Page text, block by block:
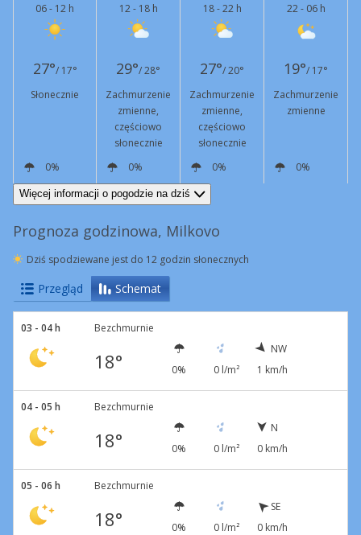
06 - 12 h
12 - 18 h
18 - 22 h
22 - 06 h
27°/ 17° 29°/ 28° 27°/ 20° 19°/ 17°
Słonecznie
Zachmurzenie
zmienne,
częściowo
słonecznie
Zachmurzenie
zmienne,
częściowo
słonecznie
Zachmurzenie
zmienne
0% 0% 0%
0%
NE
6 km/h NE
12 km/h
Więcej informacji o pogodzie na dziś
Prognoza godzinowa, Milkovo
Dziś spodziewane jest do 12 godzin słonecznych
Przegląd Schemat
03 - 04 h Bezchmurnie
18° 0% 0 l/m²
NW
1 km/h
04 - 05 h Bezchmurnie
18° 0% 0 l/m²
N
0 km/h
05 - 06 h Bezchmurnie
18° 0% 0 l/m²
SE
0 km/h